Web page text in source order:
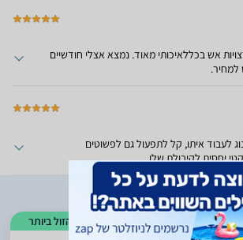
אש בכללאיכותי מאוד. נמצא אצלי חודשיים
למחיר.
לעבוד איתו, קל לתפעול גם לפשוטים
יחסית לקיבולת שלו.
הזול ביותר
4.51
(
1078
)